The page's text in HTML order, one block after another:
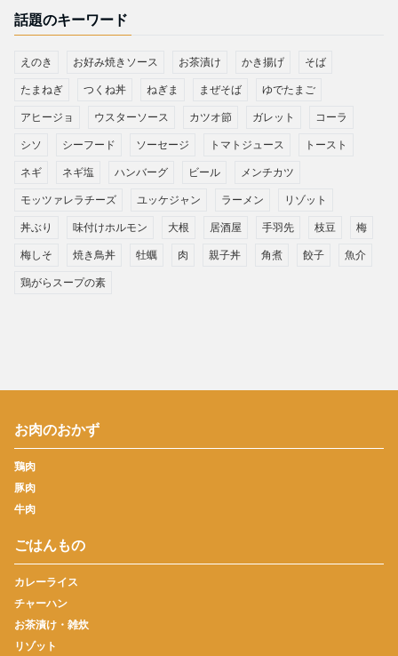
話題のキーワード
えのき お好み焼きソース お茶漬け かき揚げ そば
たまねぎ つくね丼 ねぎま まぜそば ゆでたまご
アヒージョ ウスターソース カツオ節 ガレット コーラ
シソ シーフード ソーセージ トマトジュース トースト
ネギ ネギ塩 ハンバーグ ビール メンチカツ
モッツァレラチーズ ユッケジャン ラーメン リゾット
丼ぶり 味付けホルモン 大根 居酒屋 手羽先 枝豆 梅
梅しそ 焼き鳥丼 牡蠣 肉 親子丼 角煮 餃子 魚介
鶏がらスープの素
お肉のおかず
鶏肉
豚肉
牛肉
ごはんもの
カレーライス
チャーハン
お茶漬け・雑炊
リゾット